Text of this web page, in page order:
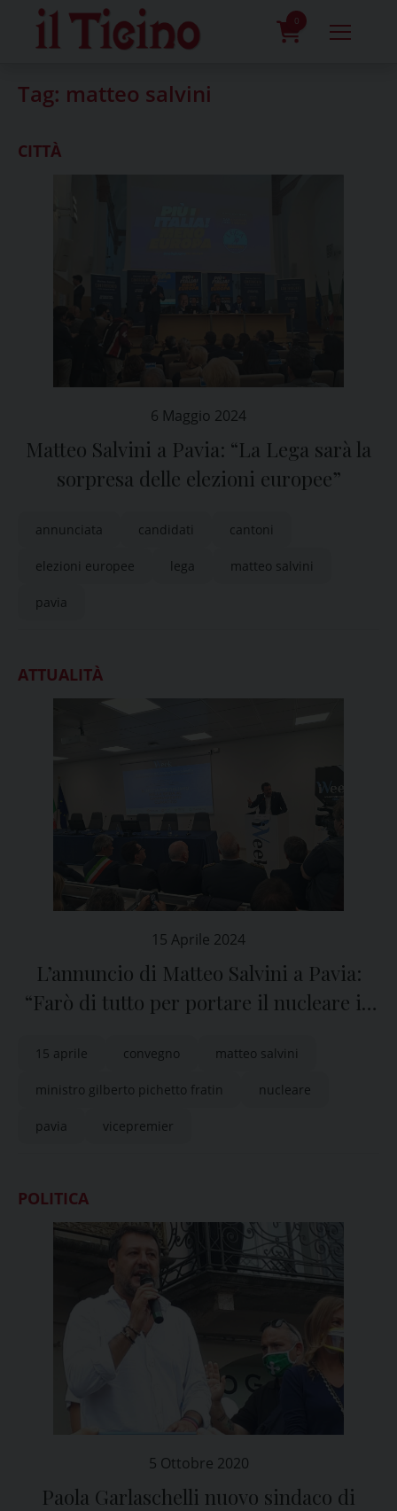
content
0
Tag: matteo salvini
CITTÀ
6 Maggio 2024
Matteo Salvini a Pavia: “La Lega sarà la
sorpresa delle elezioni europee”
annunciata candidati cantoni
elezioni europee lega matteo salvini
pavia
ATTUALITÀ
15 Aprile 2024
L’annuncio di Matteo Salvini a Pavia:
“Farò di tutto per portare il nucleare in
15 aprile convegno matteo salvini
ministro gilberto pichetto fratin nucleare
pavia vicepremier
POLITICA
5 Ottobre 2020
Paola Garlaschelli nuovo sindaco di